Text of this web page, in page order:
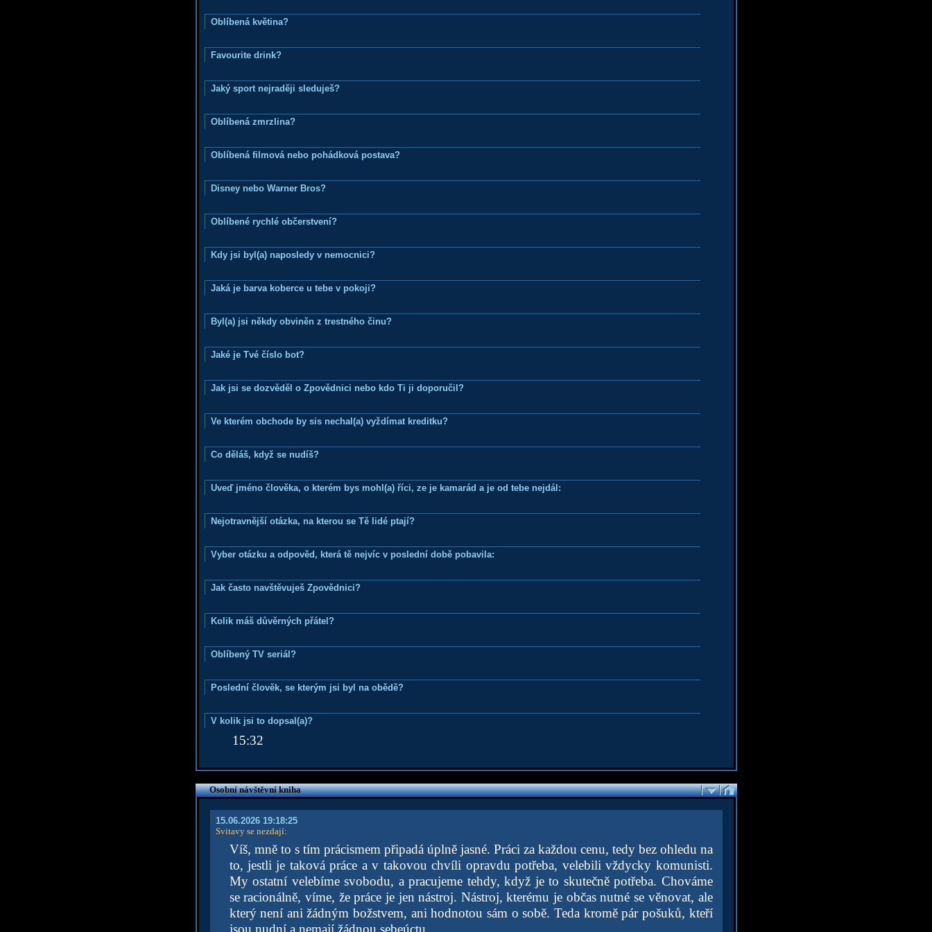
Oblíbená květina?
Favourite drink?
Jaký sport nejraději sleduješ?
Oblíbená zmrzlina?
Oblíbená filmová nebo pohádková postava?
Disney nebo Warner Bros?
Oblíbené rychlé občerstvení?
Kdy jsi byl(a) naposledy v nemocnici?
Jaká je barva koberce u tebe v pokoji?
Byl(a) jsi někdy obviněn z trestného činu?
Jaké je Tvé číslo bot?
Jak jsi se dozvěděl o Zpovědnici nebo kdo Ti ji doporučil?
Ve kterém obchode by sis nechal(a) vyždímat kreditku?
Co děláš, když se nudíš?
Uveď jméno člověka, o kterém bys mohl(a) říci, ze je kamarád a je od tebe nejdál:
Nejotravnější otázka, na kterou se Tě lidé ptají?
Vyber otázku a odpověd, která tě nejvíc v poslední době pobavila:
Jak často navštěvuješ Zpovědnici?
Kolik máš důvěrných přátel?
Oblíbený TV seriál?
Poslední člověk, se kterým jsi byl na obědě?
V kolik jsi to dopsal(a)?
15:32
Osobní návštěvní kniha
15.06.2026 19:18:25
Svitavy se nezdají:
Víš, mně to s tím prácismem připadá úplně jasné. Práci za každou cenu, tedy bez ohledu na
to, jestli je taková práce a v takovou chvíli opravdu potřeba, velebili vždycky komunisti.
My ostatní velebíme svobodu, a pracujeme tehdy, když je to skutečně potřeba. Chováme
se racionálně, víme, že práce je jen nástroj. Nástroj, kterému je občas nutné se věnovat, ale
který není ani žádným božstvem, ani hodnotou sám o sobě. Teda kromě pár pošuků, kteří
jsou nudní a nemají žádnou sebeúctu...